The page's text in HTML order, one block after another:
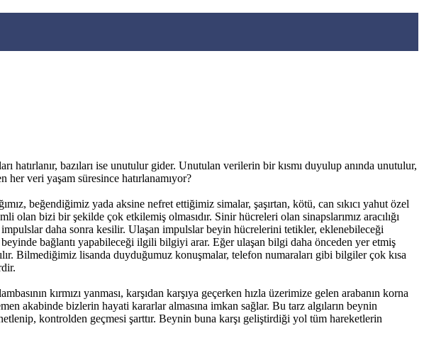
hatırlanır, bazıları ise unutulur gider. Unutulan verilerin bir kısmı duyulup anında unutulur,
her veri yaşam süresince hatırlanamıyor?
beğendiğimiz yada aksine nefret ettiğimiz simalar, şaşırtan, kötü, can sıkıcı yahut özel
bizi bir şekilde çok etkilemiş olmasıdır. Sinir hücreleri olan sinapslarımız aracılığı
daha sonra kesilir. Ulaşan impulslar beyin hücrelerini tetikler, eklenebileceği
bağlantı yapabileceği ilgili bilgiyi arar. Eğer ulaşan bilgi daha önceden yer etmiş
Bilmediğimiz lisanda duyduğumuz konuşmalar, telefon numaraları gibi bilgiler çok kısa
kırmızı yanması, karşıdan karşıya geçerken hızla üzerimize gelen arabanın korna
akabinde bizlerin hayati kararlar almasına imkan sağlar. Bu tarz algıların beynin
kontrolden geçmesi şarttır. Beynin buna karşı geliştirdiği yol tüm hareketlerin